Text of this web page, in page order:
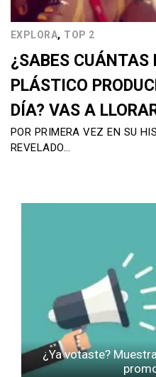
EXPLORA, TOP 2
¿SABES CUÁNTAS
PLÁSTICO
DÍA? VAS A
POR PRIMERA VEZ EN SU
REVELADO…
¿Ya votaste?